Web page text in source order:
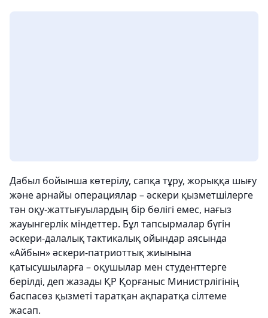
Дабыл бойынша көтерілу, сапқа тұру, жорыққа шығу
және арнайы операциялар – әскери қызметшілерге
тән оқу-жаттығуылардың бір бөлігі емес, нағыз
жауынгерлік міндеттер. Бұл тапсырмалар бүгін
әскери-далалық тактикалық ойындар аясында
«Айбын» әскери-патриоттық жиынына
қатысушыларға – оқушылар мен студенттерге
берілді, деп жазады ҚР Қорғаныс Министрлігінің
баспасөз қызметі таратқан ақпаратқа сілтеме
жасап.